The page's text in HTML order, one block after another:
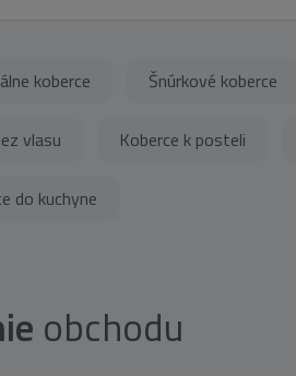
koberce Šnúrkové koberce
vlasu Koberce k posteli
do kuchyne
obchodu